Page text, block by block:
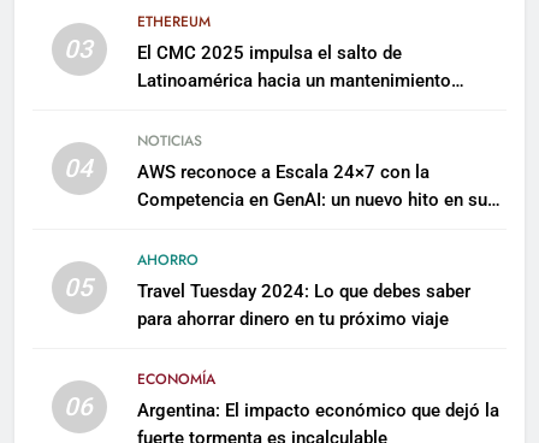
03
ETHEREUM
El CMC 2025 impulsa el salto de
Latinoamérica hacia un mantenimiento
04
NOTICIAS
AWS reconoce a Escala 24×7 con la
Competencia en GenAI: un nuevo hito en su
05
AHORRO
Travel Tuesday 2024: Lo que debes saber
para ahorrar dinero en tu próximo viaje
06
ECONOMÍA
Argentina: El impacto económico que dejó la
fuerte tormenta es incalculable